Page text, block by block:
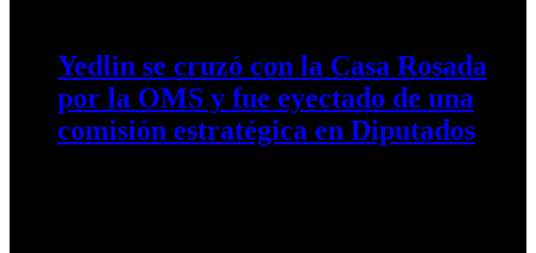
Yedlin se cruzó con la Casa Rosada
por la OMS y fue eyectado de una
comisión estratégica en Diputados